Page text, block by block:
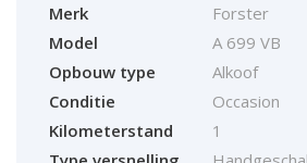
Merk
Forster
Model
A 699 VB
Opbouw type
Alkoof
Conditie
Occasion
Kilometerstand
1